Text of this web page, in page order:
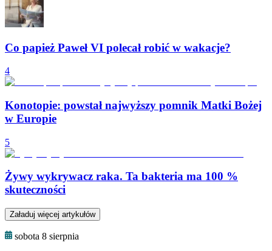
Co papież Paweł VI polecał robić w wakacje?
4
Konotopie: powstał najwyższy pomnik Matki Bożej
w Europie
5
Żywy wykrywacz raka. Ta bakteria ma 100 %
skuteczności
Załaduj więcej artykułów
sobota 8 sierpnia